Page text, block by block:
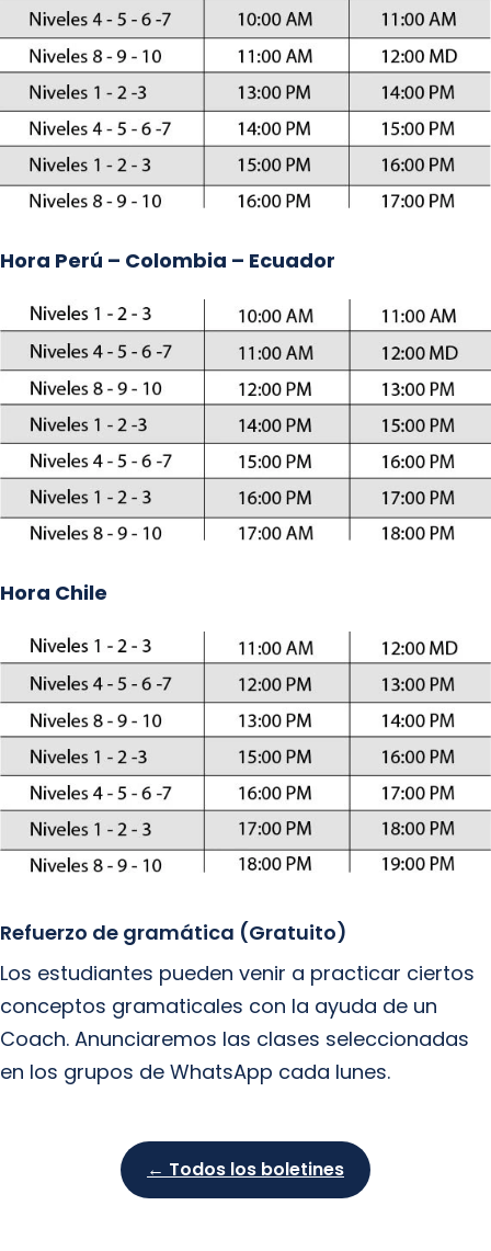
Hora Perú – Colombia – Ecuador
Hora Chile
Refuerzo de gramática (Gratuito)
Los estudiantes pueden venir a practicar ciertos
conceptos gramaticales con la ayuda de un
Coach. Anunciaremos las clases seleccionadas
en los grupos de WhatsApp cada lunes.
← Todos los boletines